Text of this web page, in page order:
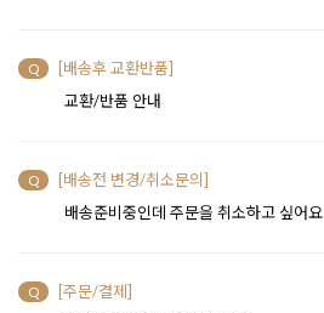
Q
[배송후 교환반품]
교환/반품 안내
Q
[배송전 변경/취소문의]
배송준비중인데 주문을 취소하고 싶어요
Q
[주문/결제]